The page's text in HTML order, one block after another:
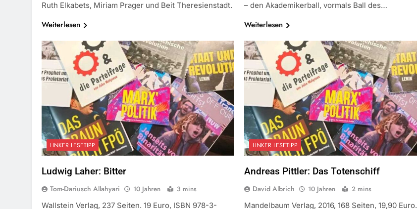
Ruth Elkabets, Miriam Prager und Beit Theresienstadt.
Weiterlesen
– den Akademikerball, vormals Ball des…
Weiterlesen
LINKER LESETIPP
Ludwig Laher: Bitter
Tom-Dariusch Allahyari 10 Jahren
3 mins
Wallstein Verlag, 237 Seiten. 19 Euro, ISBN 978-3-
LINKER LESETIPP
Andreas Pittler: Das Totenschiff
David Albrich 10 Jahren
2 mins
Mandelbaum Verlag, 2016, 168 Seiten, 19,90 Euro.